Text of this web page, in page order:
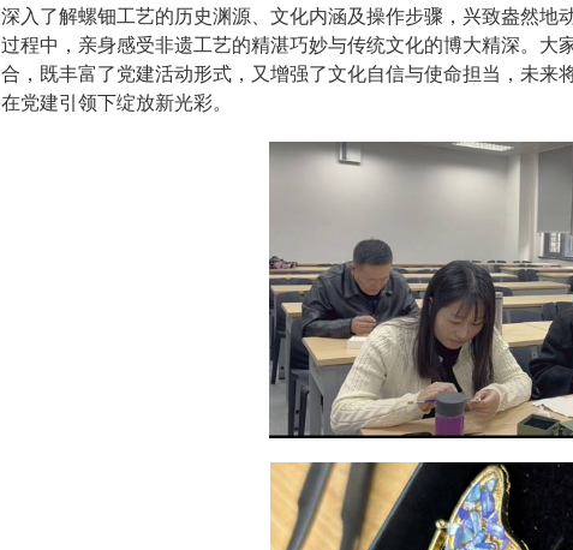
深入了解螺钿工艺的历史渊源、文化内涵及操作步骤，兴致盎然地
过程中，亲身感受非遗工艺的精湛巧妙与传统文化的博大精深。大
合，既丰富了党建活动形式，又增强了文化自信与使命担当，未来
在党建引领下绽放新光彩。